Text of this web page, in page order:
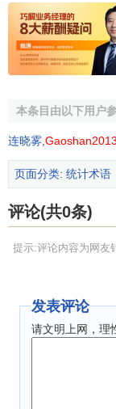
本条目由以下用户
连晓雾 Gaoshan2013
页面分类: 统计术语
评论(共0条)
提示:评论内容为网友
发表评论
请文明上网，理